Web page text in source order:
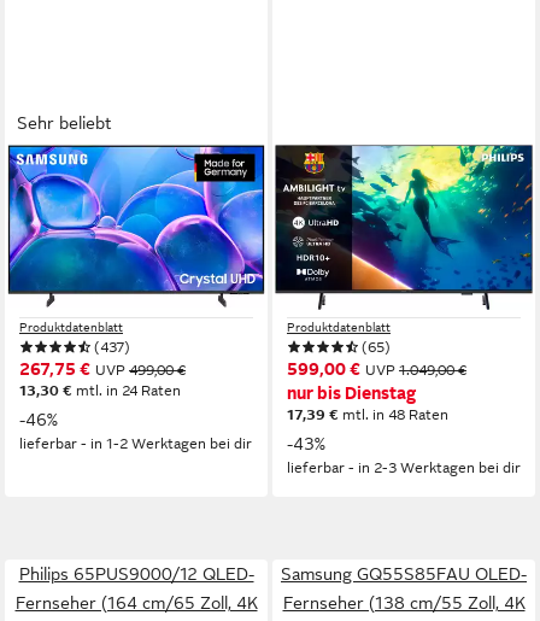
Sehr beliebt
SAMSUNG
GU43U7099FU LED-
Fernseher
108 cm/43 Zoll
Diagonale
Bildschirmtechnologie
4K Ultra HD Auflösung
Produktdatenblatt
(437)
267,75 € UVP 499,00 €
13,30 € mtl. in 24 Raten
-46%
lieferbar - in 1-2 Werktagen bei dir
PHILIPS
65PUS8000/12 LED-
Fernseher
164 cm/65 Zoll Diagonale
LED Bildschirmtechnologie
4K Ultra HD Auflösung
Produktdatenblatt
(65)
599,00 € UVP 1.049,00 €
nur bis Dienstag
17,39 € mtl. in 48 Raten
-43%
lieferbar - in 2-3 Werktagen bei dir
Philips 65PUS9000/12 QLED-
Fernseher (164 cm/65 Zoll, 4K
Samsung GQ55S85FAU OLED-
Fernseher (138 cm/55 Zoll, 4K